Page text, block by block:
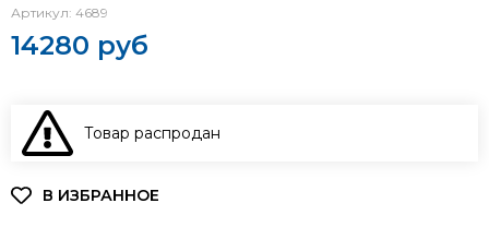
Артикул: 4689
14280 руб
Товар распродан